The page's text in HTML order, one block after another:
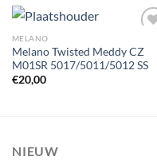
Toevoegen
MELANO
Melano Twisted Meddy CZ
M01SR 5017/5011/5012 SS
€20,00
NIEUW